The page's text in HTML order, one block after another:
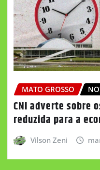
MATO GROSSO
CNI adverte sobre
reduzida para a
Vilson Zeni